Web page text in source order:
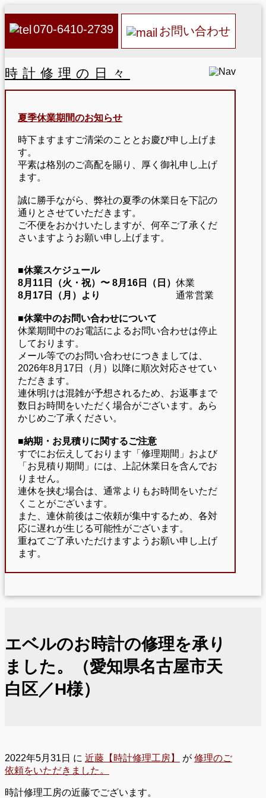
070-6410-2739 お問い合わせ
時計修理の日々
夏季休業期間のお知らせ
時下ますますご清栄のこととお慶び申し上げま
す。
平素は格別のご高配を賜り、厚く御礼申し上げ
ます。
誠に勝手ながら、弊社の夏季の休業日を下記の
通りとさせていただきます。
ご不便をおかけいたしますが、何卒ご了承くだ
さいますようお願い申し上げます。
■休業スケジュール
8月11日（火・祝）〜 8月16日（日） 休業
8月17日（月）より
通常営業
■休業中のお問い合わせについて
休業期間中のお電話によるお問い合わせは停止
しております。
メール等でのお問い合わせにつきましては、
2026年8月17日（月）以降に順次対応させてい
ただきます。
連休明けは混雑が予想されるため、お返事まで
数日お時間をいただく場合がございます。あら
かじめご了承ください。
■納期・お見積りに関するご注意
すでにお伝えしております「修理期間」および
「お見積り期間」には、上記休業日を含んでお
りません。
連休を挟む場合は、通常よりもお時間をいただ
くことがございます。
また、連休前後はご依頼が集中するため、各対
応に遅れが生じる可能性がございます。
重ねてご了承いただけますようお願い申し上げ
ます。
エベルのお時計の修理を承り
ました。（愛知県名古屋市天
白区／H様）
2022年5月31日 に 近藤【時計修理工房】 が 修理のご
依頼をいただきました。
時計修理工房の近藤でございます。